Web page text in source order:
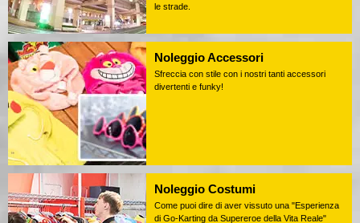
le strade.
Noleggio Accessori
Sfreccia con stile con i nostri tanti accessori
divertenti e funky!
Noleggio Costumi
Come puoi dire di aver vissuto una "Esperienza
di Go-Karting da Supereroe della Vita Reale"